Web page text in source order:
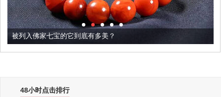
被列入佛家七宝的它到底有多美？
48小时点击排行